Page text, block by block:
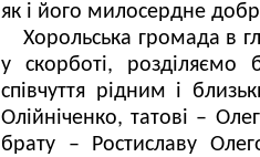
як і його милосердне
Хорольська громада в
у скорботі,
співчуття рідним і
Олійніченко, татові –
брату – Ростиславу